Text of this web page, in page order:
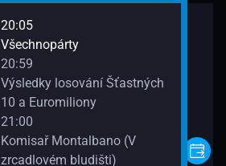
20:05
Všechnopárty
20:59
Výsledky losování Šťastných
10 a Euromiliony
21:00
Komisař Montalbano (V
zrcadlovém bludišti)